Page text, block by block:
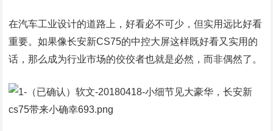
在汽车工业设计的道路上，好看必不可少，但实用远比好看
重要。如果像长安新CS75的中控大屏这样既好看又实用的
话，那么成为行业市场的佼佼者也就是必然，而非偶然了。